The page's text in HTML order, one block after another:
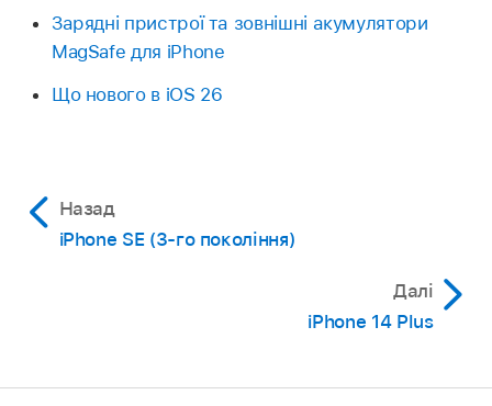
Зарядні пристрої та зовнішні акумулятори
MagSafe для iPhone
Що нового в iOS 26
Назад
iPhone SE (3-го покоління)
Далі
iPhone 14 Plus